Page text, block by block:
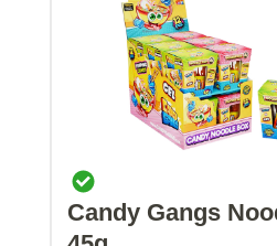
Candy Gangs